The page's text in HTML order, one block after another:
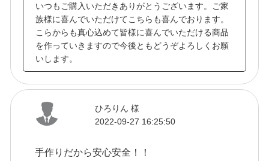
いつもご購入いただきありがとうございます。ご家
族様に喜んでいただけてこちらも喜んでおります。
こらからも真心込めて皆様に喜んでいただける商品
を作っていきますので今後ともどうぞよろしくお願
いします。
ひろりん 様
2022-09-27 16:25:50
手作りだから安心安全！！